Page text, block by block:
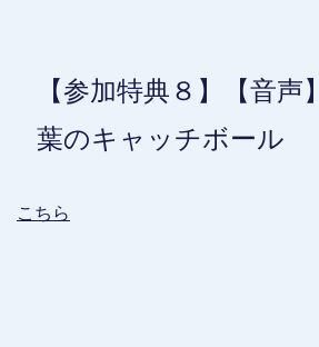
【参加特典８】【音声
葉のキャッチボール
こちら